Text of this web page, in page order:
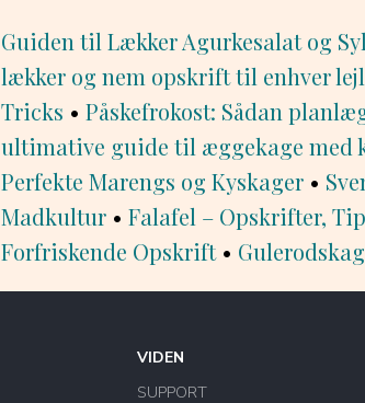
Guiden til Lækker Agurkesalat og
lækker og nem opskrift til enhver
Tricks • Påskefrokost: Sådan
ultimative guide til æggekage med
Perfekte Marengs og Kyskager •
Madkultur • Falafel – Opskrifter,
Forfriskende Opskrift•
VIDEN
SUPPORT